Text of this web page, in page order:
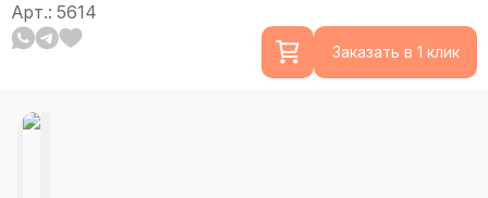
Арт.: 5614
Заказать в 1 клик